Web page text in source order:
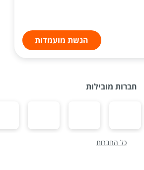
הגשת מועמדות
חברות מובילות
כל החברות